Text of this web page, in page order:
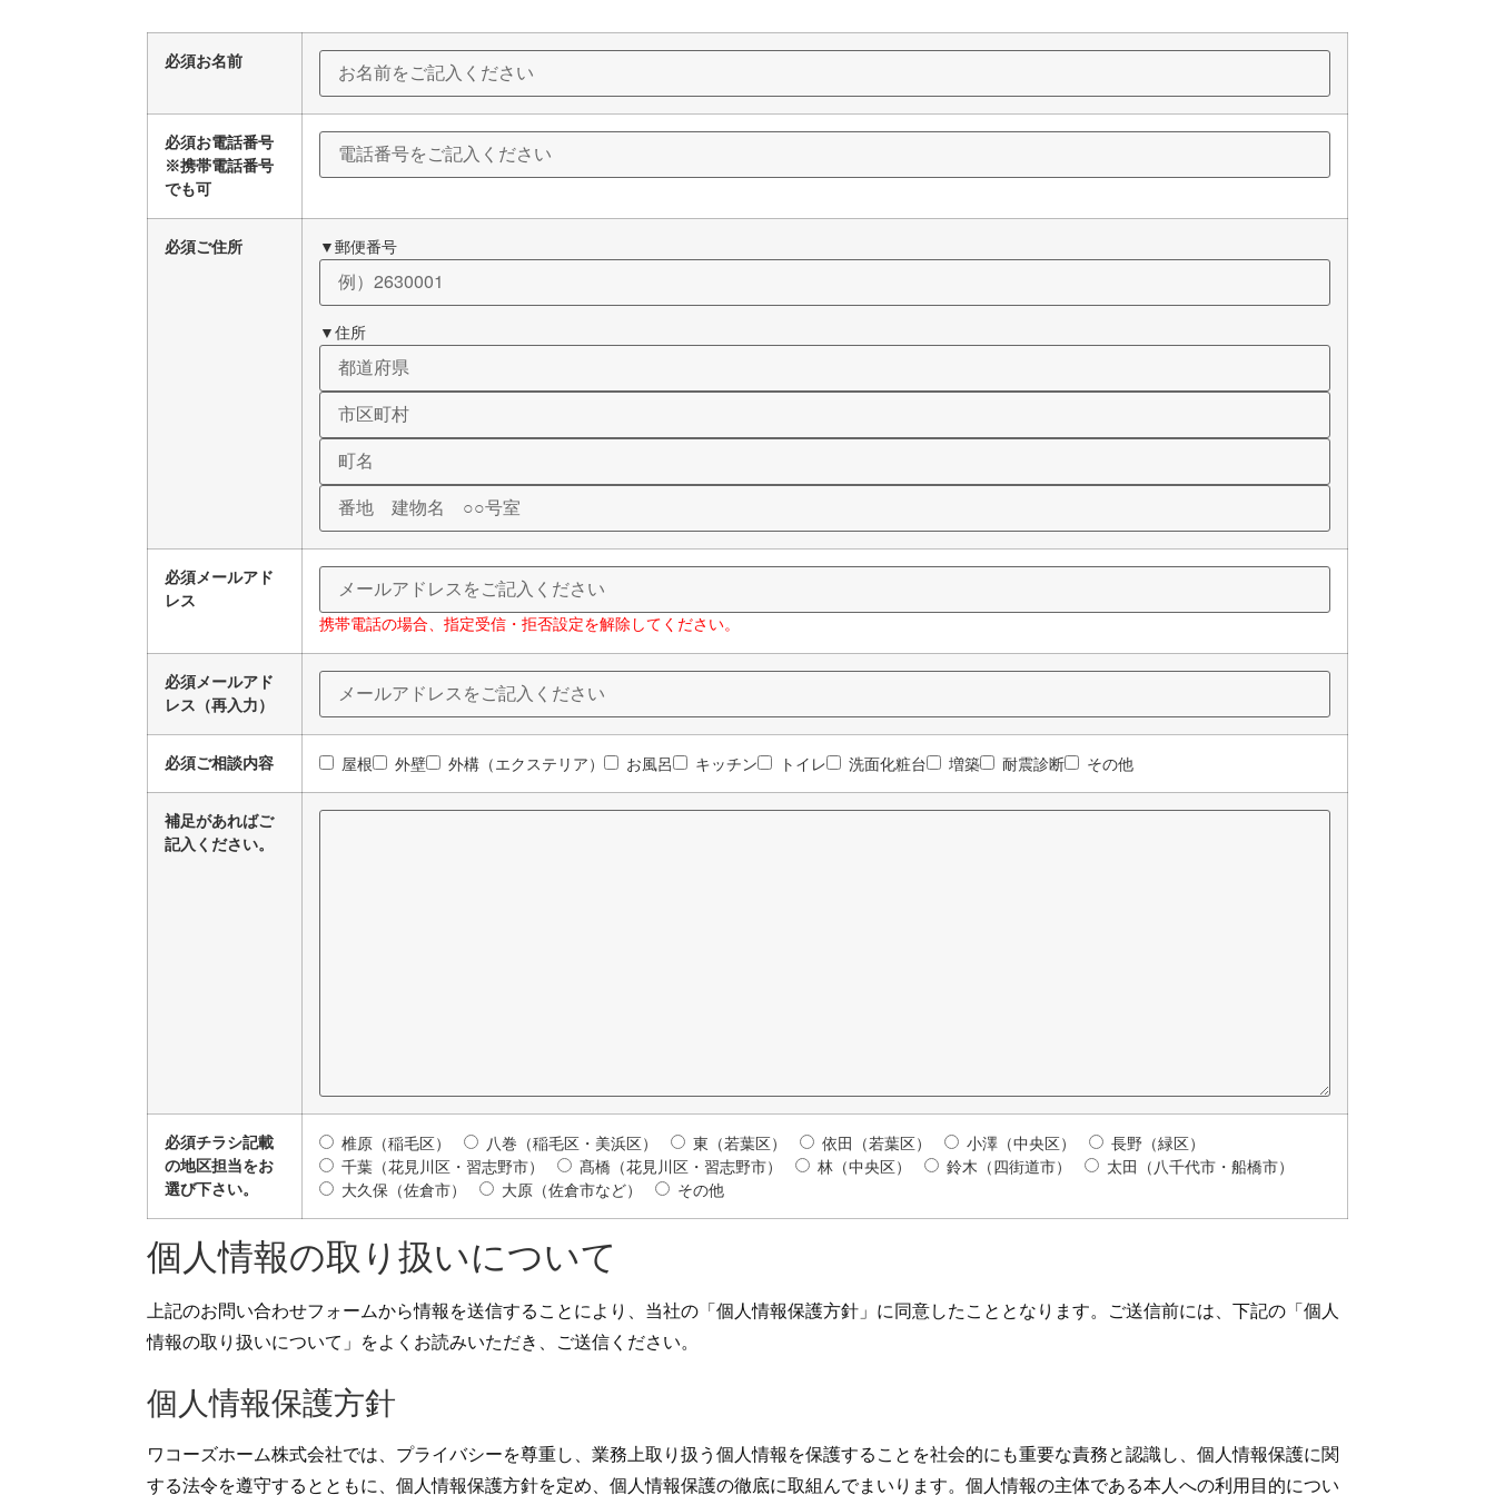
必須お名前
必須お電話番号
※携帯電話番号
でも可
必須ご住所 ▼郵便番号
▼住所
必須メールアド
レス
携帯電話の場合、指定受信・拒否設定を解除してください。
必須メールアド
レス（再入力）
必須ご相談内容 屋根 外壁 外構（エクステリア） お風呂 キッチン トイレ 洗面化粧台 増築 耐震診断 その他
補足があればご
記入ください。
必須チラシ記載
の地区担当をお
選び下さい。
椎原（稲毛区） 八巻（稲毛区・美浜区） 東（若葉区） 依田（若葉区） 小澤（中央区）
長野（緑区）
千葉（花見川区・習志野市）
髙橋（花見川区・習志野市） 林（中央区） 鈴木（四街道市）
太田（八千代市・船橋市）
大久保（佐倉市）
大原（佐倉市など） その他
個人情報の取り扱いについて
上記のお問い合わせフォームから情報を送信することにより、当社の「個人情報保護方針」に同意したこととなります。ご送信前には、下記の「個人
情報の取り扱いについて」をよくお読みいただき、ご送信ください。
個人情報保護方針
ワコーズホーム株式会社では、プライバシーを尊重し、業務上取り扱う個人情報を保護することを社会的にも重要な責務と認識し、個人情報保護に関
する法令を遵守するとともに、個人情報保護方針を定め、個人情報保護の徹底に取組んでまいります。個人情報の主体である本人への利用目的につい